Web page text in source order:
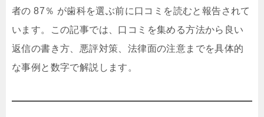
者の 87％ が歯科を選ぶ前に口コミを読むと報告されて
います。この記事では、口コミを集める方法から良い
返信の書き方、悪評対策、法律面の注意までを具体的
な事例と数字で解説します。